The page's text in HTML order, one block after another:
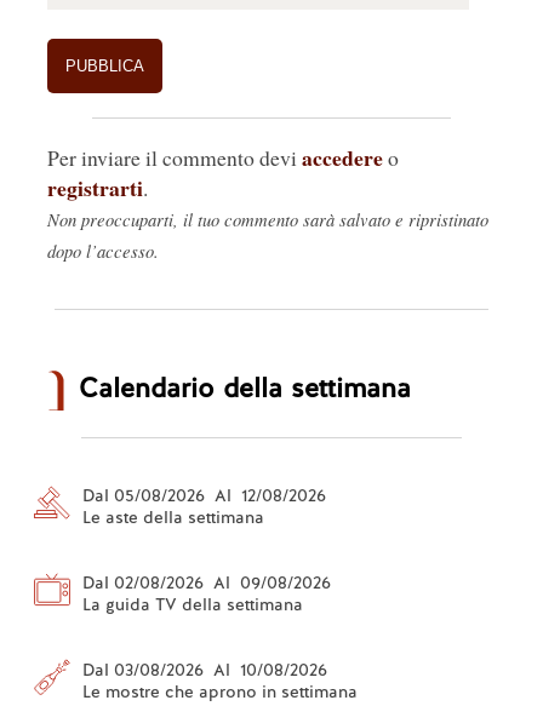
Per inviare il commento devi accedereo
registrarti.
Non preoccuparti, il tuo commento sarà salvato e ripristinato
dopo l’accesso.
Calendario della settimana
Dal 05/08/2026 Al 12/08/2026
Le aste della settimana
Dal 02/08/2026 Al 09/08/2026
La guida TV della settimana
Dal 03/08/2026 Al 10/08/2026
Le mostre che aprono in settimana